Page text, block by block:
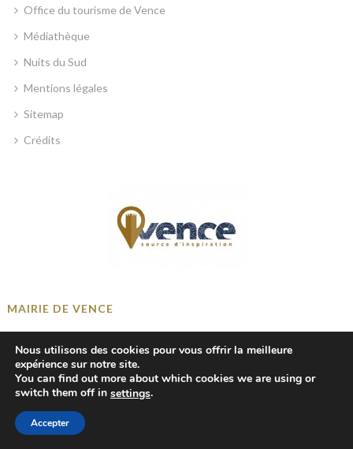
Office du tourisme de Vence
Médiathèque
Nuits du Sud
Mentions légales
Sitemap
Crédits
MAIRIE DE VENCE
+33 4 93 58 41 00
mairie@ville-vence.fr
Nous utilisons des cookies pour vous offrir la meilleure
expérience sur notre site.
You can find out more about which cookies we are using or
switch them off in settings.
Accepter